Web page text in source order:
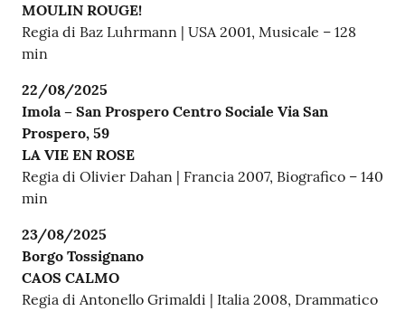
MOULIN ROUGE!
Regia di Baz Luhrmann | USA 2001, Musicale – 128
min
22/08/2025
Imola – San Prospero Centro Sociale Via San
Prospero, 59
LA VIE EN ROSE
Regia di Olivier Dahan | Francia 2007, Biografico – 140
min
23/08/2025
Borgo Tossignano
CAOS CALMO
Regia di Antonello Grimaldi | Italia 2008, Drammatico